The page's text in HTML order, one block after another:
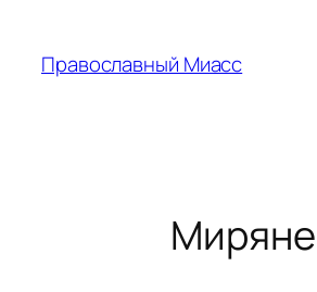
содержимому
Православный Миасс
Миряне